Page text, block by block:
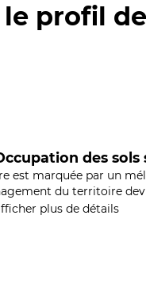
le profil
des sols
est marquée par un
du territoire
plus de détails